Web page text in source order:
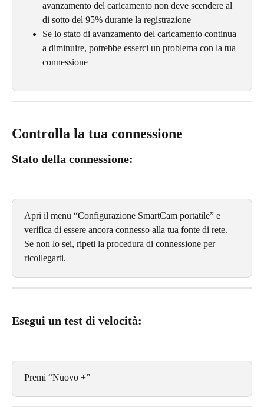
avanzamento del caricamento non deve scendere al
di sotto del 95% durante la registrazione
Se lo stato di avanzamento del caricamento continua
a diminuire, potrebbe esserci un problema con la tua
connessione
Controlla la tua connessione
Stato della connessione:
Apri il menu “Configurazione SmartCam portatile” e
verifica di essere ancora connesso alla tua fonte di rete.
Se non lo sei, ripeti la procedura di connessione per
ricollegarti.
Esegui un test di velocità:
Premi “Nuovo +”